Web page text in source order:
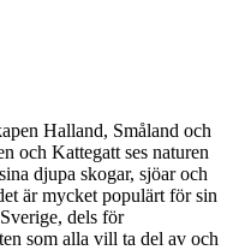
Halland, Småland och
och Kattegatt ses naturen
djupa skogar, sjöar och
är mycket populärt för sin
dels för
som alla vill ta del av och